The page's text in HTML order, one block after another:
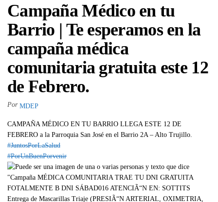
Campaña Médico en tu
Barrio | Te esperamos en la
campaña médica
comunitaria gratuita este 12
de Febrero.
Por MDEP
CAMPAÑA MÉDICO EN TU BARRIO LLEGA ESTE 12 DE
FEBRERO a la Parroquia San José en el Barrio 2A – Alto Trujillo.
#JuntosPorLaSalud
#PorUnBuenPorvenir